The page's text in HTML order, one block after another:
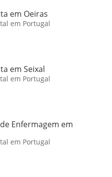
em Oeiras
em Portugal
em Seixal
em Portugal
Enfermagem em
em Portugal